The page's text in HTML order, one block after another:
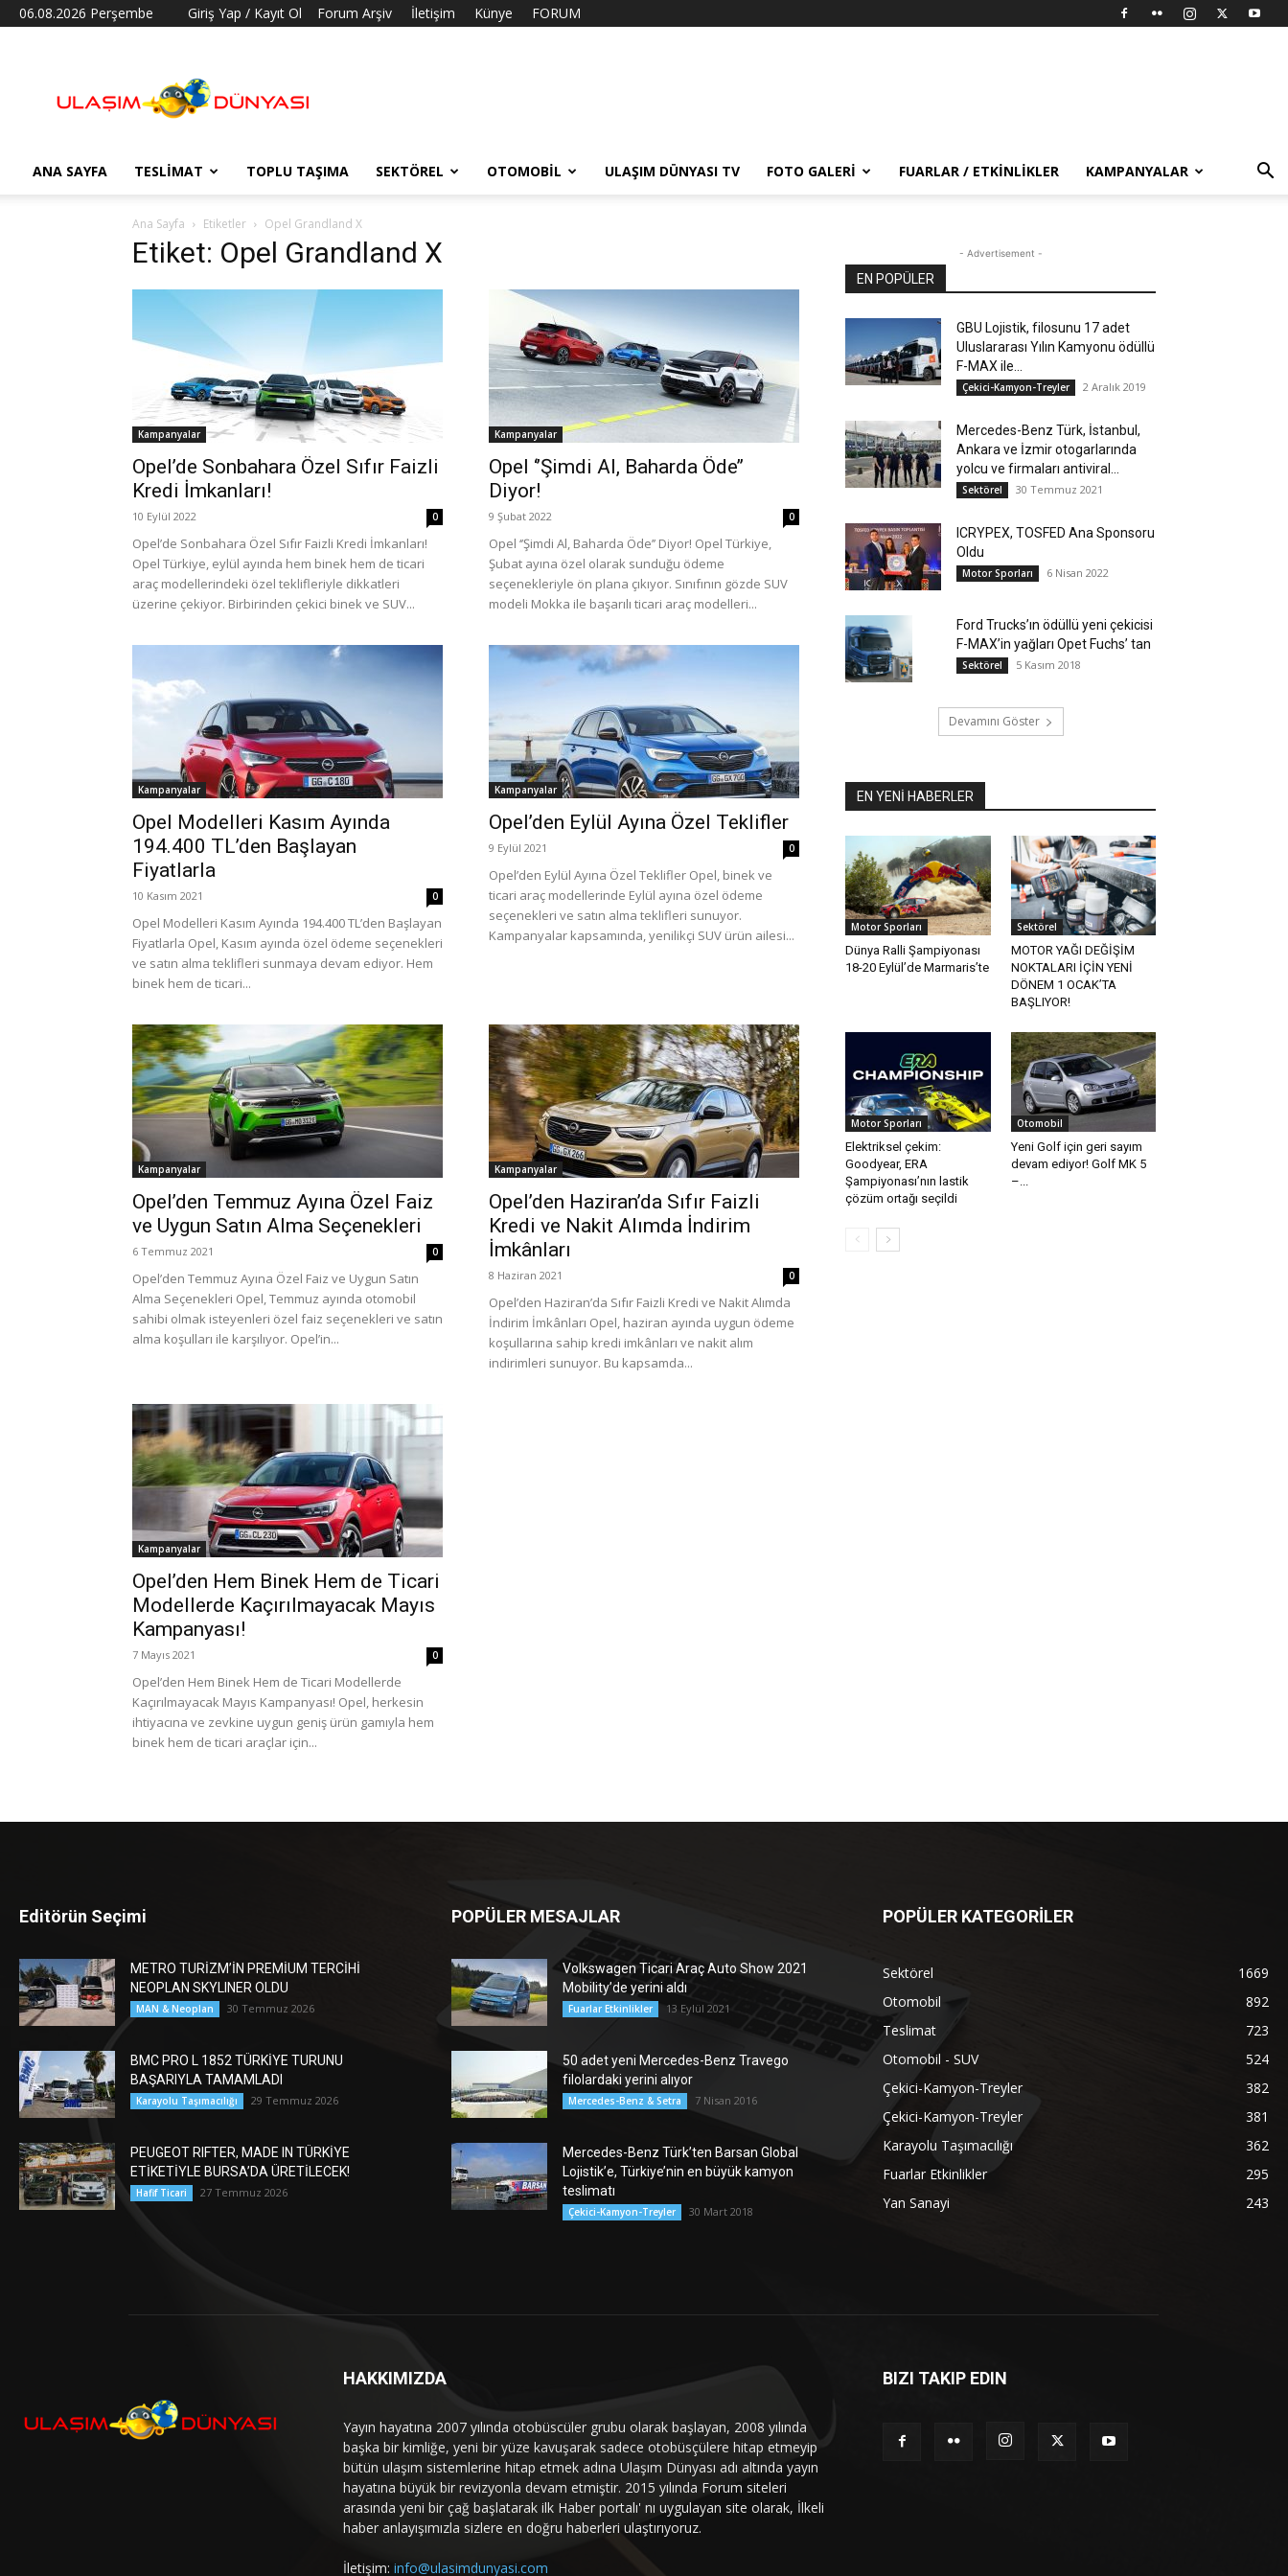
06.08.2026 Perşembe Giriş Yap / Kayıt Ol Forum Arşiv İletişim Künye FORUM
Dünyası
ANA SAYFA TESLIMAT TOPLU TAŞIMA SEKTÖREL OTOMOBIL ULAŞIM DÜNYASI TV FOTO GALERI FUARLAR / ETKINLIKLER KAMPANYALAR
Ana Sayfa Etiketler Opel Grandland X
Etiket: Opel Grandland X
Kampanyalar
Opel’de Sonbahara Özel Sıfır Faizli
Kredi İmkanları!
10 Eylül 2022 0
Opel’de Sonbahara Özel Sıfır Faizli Kredi İmkanları!
Opel Türkiye, eylül ayında hem binek hem de ticari
araç modellerindeki özel teklifleriyle dikkatleri
üzerine çekiyor. Birbirinden çekici binek ve SUV...
Kampanyalar
Opel ‘’Şimdi Al, Baharda Öde’’
Diyor!
9 Şubat 2022 0
Opel ‘’Şimdi Al, Baharda Öde’’ Diyor! Opel Türkiye,
Şubat ayına özel olarak sunduğu ödeme
seçenekleriyle ön plana çıkıyor. Sınıfının gözde SUV
modeli Mokka ile başarılı ticari araç modelleri...
Kampanyalar
Opel Modelleri Kasım Ayında
194.400 TL’den Başlayan
Fiyatlarla
10 Kasım 2021 0
Opel Modelleri Kasım Ayında 194.400 TL’den Başlayan
Fiyatlarla Opel, Kasım ayında özel ödeme seçenekleri
ve satın alma teklifleri sunmaya devam ediyor. Hem
binek hem de ticari...
Kampanyalar
Opel’den Eylül Ayına Özel Teklifler
9 Eylül 2021 0
Opel’den Eylül Ayına Özel Teklifler Opel, binek ve
ticari araç modellerinde Eylül ayına özel ödeme
seçenekleri ve satın alma teklifleri sunuyor.
Kampanyalar kapsamında, yenilikçi SUV ürün ailesi...
Kampanyalar
Opel’den Temmuz Ayına Özel Faiz
ve Uygun Satın Alma Seçenekleri
6 Temmuz 2021 0
Opel’den Temmuz Ayına Özel Faiz ve Uygun Satın
Alma Seçenekleri Opel, Temmuz ayında otomobil
sahibi olmak isteyenleri özel faiz seçenekleri ve satın
alma koşulları ile karşılıyor. Opel’in...
Kampanyalar
Opel’den Haziran’da Sıfır Faizli
Kredi ve Nakit Alımda İndirim
İmkânları
8 Haziran 2021 0
Opel’den Haziran’da Sıfır Faizli Kredi ve Nakit Alımda
İndirim İmkânları Opel, haziran ayında uygun ödeme
koşullarına sahip kredi imkânları ve nakit alım
indirimleri sunuyor. Bu kapsamda...
Kampanyalar
Opel’den Hem Binek Hem de Ticari
Modellerde Kaçırılmayacak Mayıs
Kampanyası!
7 Mayıs 2021 0
Opel’den Hem Binek Hem de Ticari Modellerde
Kaçırılmayacak Mayıs Kampanyası! Opel, herkesin
ihtiyacına ve zevkine uygun geniş ürün gamıyla hem
binek hem de ticari araçlar için...
- Advertisement -
EN POPÜLER
GBU Lojistik, filosunu 17 adet
Uluslararası Yılın Kamyonu ödüllü
F-MAX ile...
Çekici-Kamyon-Treyler 2 Aralık 2019
Mercedes-Benz Türk, İstanbul,
Ankara ve İzmir otogarlarında
yolcu ve firmaları antiviral...
Sektörel 30 Temmuz 2021
ICRYPEX, TOSFED Ana Sponsoru
Oldu
Motor Sporları 6 Nisan 2022
Ford Trucks’ın ödüllü yeni çekicisi
F-MAX’in yağları Opet Fuchs’ tan
Sektörel 5 Kasım 2018
Devamını Göster
EN YENİ HABERLER
Motor Sporları
Dünya Ralli Şampiyonası
18-20 Eylül’de Marmaris’te
Sektörel
MOTOR YAĞI DEĞİŞİM
NOKTALARI İÇİN YENİ
DÖNEM 1 OCAK’TA
BAŞLIYOR!
Motor Sporları
Elektriksel çekim:
Goodyear, ERA
Şampiyonası’nın lastik
çözüm ortağı seçildi
Otomobil
Yeni Golf için geri sayım
devam ediyor! Golf MK 5
–...
Editörün Seçimi
METRO TURİZM’İN PREMİUM TERCİHİ
NEOPLAN SKYLINER OLDU
MAN & Neoplan 30 Temmuz 2026
BMC PRO L 1852 TÜRKİYE TURUNU
BAŞARIYLA TAMAMLADI
Karayolu Taşımacılığı 29 Temmuz 2026
PEUGEOT RIFTER, MADE IN TÜRKİYE
ETİKETİYLE BURSA’DA ÜRETİLECEK!
Hafif Ticari 27 Temmuz 2026
POPÜLER MESAJLAR
Volkswagen Ticari Araç Auto Show 2021
Mobility’de yerini aldı
Fuarlar Etkinlikler 13 Eylül 2021
50 adet yeni Mercedes-Benz Travego
filolardaki yerini alıyor
Mercedes-Benz & Setra 7 Nisan 2016
Mercedes-Benz Türk’ten Barsan Global
Lojistik’e, Türkiye’nin en büyük kamyon
teslimatı
Çekici-Kamyon-Treyler 30 Mart 2018
POPÜLER KATEGORİLER
Sektörel
1669
Otomobil
892
Teslimat
723
Otomobil - SUV
524
Çekici-Kamyon-Treyler
382
Çekici-Kamyon-Treyler
381
Karayolu Taşımacılığı
362
Fuarlar Etkinlikler
295
Yan Sanayi
243
HAKKIMIZDA
Yayın hayatına 2007 yılında otobüscüler grubu olarak başlayan, 2008 yılında
başka bir kimliğe, yeni bir yüze kavuşarak sadece otobüsçülere hitap etmeyip
bütün ulaşım sistemlerine hitap etmek adına Ulaşım Dünyası adı altında yayın
hayatına büyük bir revizyonla devam etmiştir. 2015 yılında Forum siteleri
arasında yeni bir çağ başlatarak ilk Haber portalı' nı uygulayan site olarak, İlkeli
haber anlayışımızla sizlere en doğru haberleri ulaştırıyoruz.
İletişim: info@ulasimdunyasi.com
BIZI TAKIP EDIN